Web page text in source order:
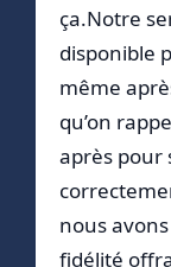
ça.Notre
disponible
même
qu’on
après pour
nous
fidélité